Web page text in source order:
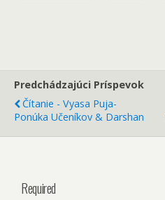
Predchádzajúci Príspevok
Čítanie - Vyasa Puja-
Ponúka Učeníkov & Darshan
Required